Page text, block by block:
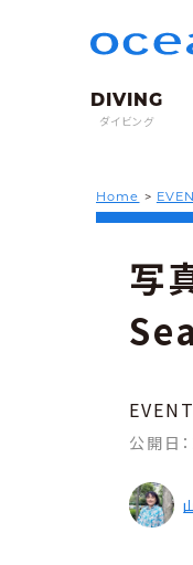
ダイビング
Home >
写
EVENT
公開日：